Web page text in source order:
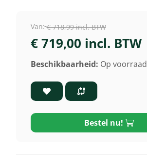
Van: € 718,99 incl. BTW
€ 719,00 incl. BTW
Beschikbaarheid: Op voorraad
Bestel nu!